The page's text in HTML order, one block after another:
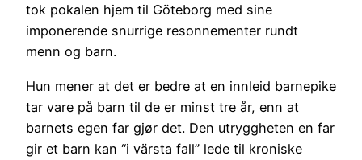
tok pokalen hjem til Göteborg med sine
imponerende snurrige resonnementer rundt
menn og barn.
Hun mener at det er bedre at en innleid barnepike
tar vare på barn til de er minst tre år, enn at
barnets egen far gjør det. Den utryggheten en far
gir et barn kan “i värsta fall” lede til kroniske